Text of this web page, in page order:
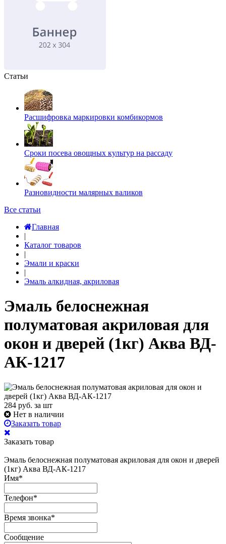
Статьи
Расшифровка маркировки комбикормов
Сроки посева овощных культур на рассаду
Разновидности малярных валиков
Все статьи
Главная
|
Каталог товаров
|
Эмали и краски
|
Эмаль алкидная, акриловая
Эмаль белоснежная
полуматовая акриловая для
окон и дверей (1кг) Аква ВД-
АК-1217
284 руб. за шт
Нет в наличии
Заказать товар
Заказать товар
Эмаль белоснежная полуматовая акриловая для окон и дверей
(1кг) Аква ВД-АК-1217
Имя*
Телефон*
Время звонка*
Сообщение